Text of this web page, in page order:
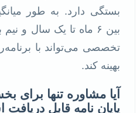
بستگی دارد. به طور
بین ۶ ماه تا یک سال و
تخصصی می‌تواند با
بهینه کند.
آیا مشاوره تنها برای
پایان نامه قابل